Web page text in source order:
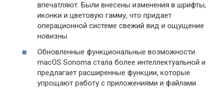
впечатляют. Были внесены изменения в шрифты,
иконки и цветовую гамму, что придает
операционной системе свежий вид и ощущение
новизны.
Обновленные функциональные возможности.
macOS Sonoma стала более интеллектуальной и
предлагает расширенные функции, которые
упрощают работу с приложениями и файлами.